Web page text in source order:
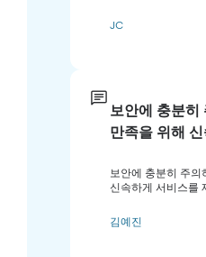
JC
보안에 충분히
만족을 위해
보안에 충분히 주의
신속하게 서비스를
김예진